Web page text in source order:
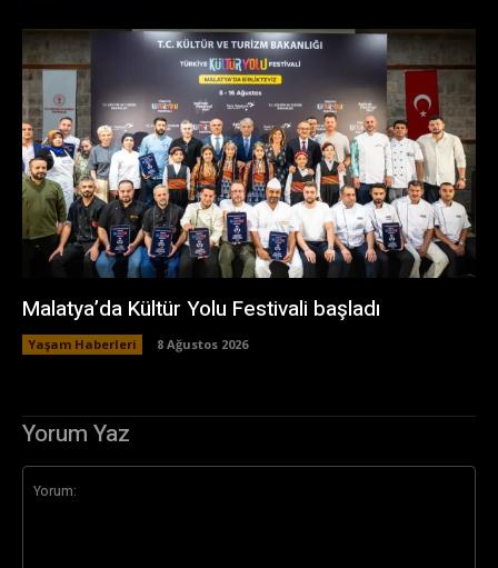
Malatya’da Kültür Yolu Festivali başladı
Yaşam Haberleri 8 Ağustos 2026
Yorum Yaz